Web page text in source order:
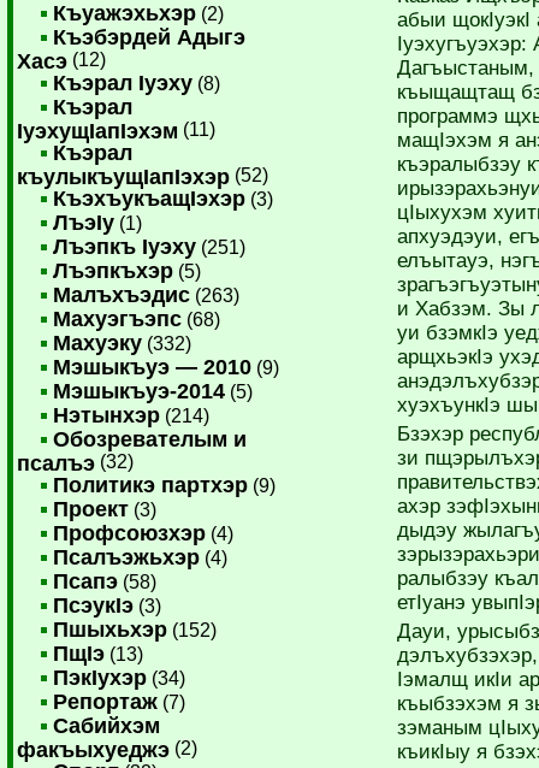
Къуажэхьхэр (2)
Къэбэрдей Адыгэ
Хасэ (12)
Къэрал Iуэху (8)
Къэрал
IуэхущIапIэхэм (11)
Къэрал
къулыкъущIапIэхэр (52)
КъэхъукъащIэхэр (3)
ЛъэIу (1)
Лъэпкъ Iуэху (251)
Лъэпкъхэр (5)
Малъхъэдис (263)
Махуэгъэпс (68)
Махуэку (332)
Мэшыкъуэ — 2010 (9)
Мэшыкъуэ-2014 (5)
Нэтынхэр (214)
Обозревателым и
псалъэ (32)
Политикэ партхэр (9)
Проект (3)
Профсоюзхэр (4)
Псалъэжьхэр (4)
Псапэ (58)
ПсэукIэ (3)
Пшыхьхэр (152)
ПщIэ (13)
ПэкIухэр (34)
Репортаж (7)
Сабийхэм
факъыхуеджэ (2)
абыи щокIуэкI
къыщащтащ
программэ
мащIэ­хэм я
къэралыбзэу
цIыхухэм
апхуэдэуи,
елъытауэ,
и Хабзэм. Зы
уи бзэмкIэ
арщхьэкIэ
хуэхъункIэ
Бзэхэр
зи
ахэр
дыдэу
ралыбзэу
етIуанэ
Дауи,
­Iэмалщ икIи
къыб­зэхэм я
зэманым
къикIыу я